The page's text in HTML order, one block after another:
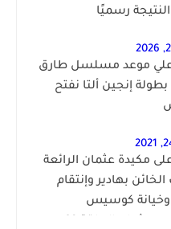
رسميًا
موعد مسلسل طارق
بطولة إنجين ألتا نفتح
مكيدة عثمان الرائعة
بهادير وإنتقام
وخيانة كوسيس